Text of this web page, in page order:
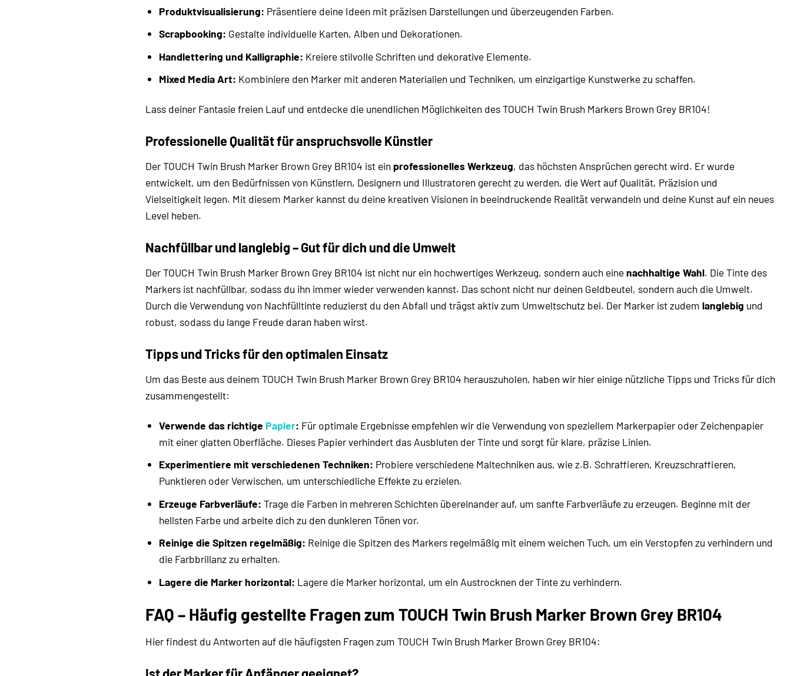
Produktvisualisierung: Präsentiere deine Ideen mit präzisen Darstellungen und überzeugenden Farben.
Scrapbooking: Gestalte individuelle Karten, Alben und Dekorationen.
Handlettering und Kalligraphie: Kreiere stilvolle Schriften und dekorative Elemente.
Mixed Media Art: Kombiniere den Marker mit anderen Materialien und Techniken, um einzigartige Kunstwerke zu schaffen.
Lass deiner Fantasie freien Lauf und entdecke die unendlichen Möglichkeiten des TOUCH Twin Brush Markers Brown Grey BR104!
Professionelle Qualität für anspruchsvolle Künstler
Der TOUCH Twin Brush Marker Brown Grey BR104 ist ein professionelles Werkzeug, das höchsten Ansprüchen gerecht wird. Er wurde
entwickelt, um den Bedürfnissen von Künstlern, Designern und Illustratoren gerecht zu werden, die Wert auf Qualität, Präzision und
Vielseitigkeit legen. Mit diesem Marker kannst du deine kreativen Visionen in beeindruckende Realität verwandeln und deine Kunst auf ein neues
Level heben.
Nachfüllbar und langlebig – Gut für dich und die Umwelt
Der TOUCH Twin Brush Marker Brown Grey BR104 ist nicht nur ein hochwertiges Werkzeug, sondern auch eine nachhaltige Wahl. Die Tinte des
Markers ist nachfüllbar, sodass du ihn immer wieder verwenden kannst. Das schont nicht nur deinen Geldbeutel, sondern auch die Umwelt.
Durch die Verwendung von Nachfülltinte reduzierst du den Abfall und trägst aktiv zum Umweltschutz bei. Der Marker ist zudem langlebig und
robust, sodass du lange Freude daran haben wirst.
Tipps und Tricks für den optimalen Einsatz
Um das Beste aus deinem TOUCH Twin Brush Marker Brown Grey BR104 herauszuholen, haben wir hier einige nützliche Tipps und Tricks für dich
zusammengestellt:
Verwende das richtige Papier: Für optimale Ergebnisse empfehlen wir die Verwendung von speziellem Markerpapier oder Zeichenpapier
mit einer glatten Oberfläche. Dieses Papier verhindert das Ausbluten der Tinte und sorgt für klare, präzise Linien.
Experimentiere mit verschiedenen Techniken: Probiere verschiedene Maltechniken aus, wie z.B. Schraffieren, Kreuzschraffieren,
Punktieren oder Verwischen, um unterschiedliche Effekte zu erzielen.
Erzeuge Farbverläufe: Trage die Farben in mehreren Schichten übereinander auf, um sanfte Farbverläufe zu erzeugen. Beginne mit der
hellsten Farbe und arbeite dich zu den dunkleren Tönen vor.
Reinige die Spitzen regelmäßig: Reinige die Spitzen des Markers regelmäßig mit einem weichen Tuch, um ein Verstopfen zu verhindern und
die Farbbrillanz zu erhalten.
Lagere die Marker horizontal: Lagere die Marker horizontal, um ein Austrocknen der Tinte zu verhindern.
FAQ – Häufig gestellte Fragen zum TOUCH Twin Brush Marker Brown Grey BR104
Hier findest du Antworten auf die häufigsten Fragen zum TOUCH Twin Brush Marker Brown Grey BR104:
Ist der Marker für Anfänger geeignet?